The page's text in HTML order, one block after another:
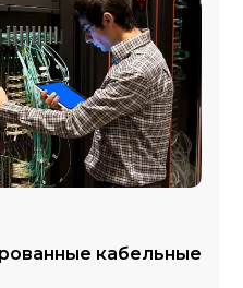
кабельные